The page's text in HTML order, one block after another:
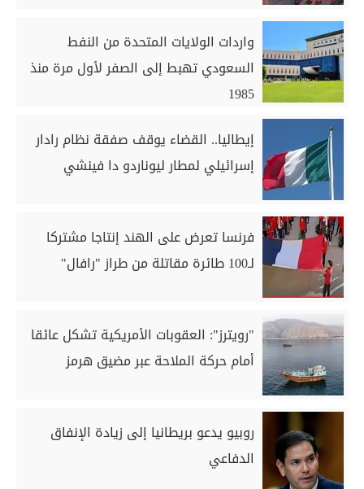
واردات الولايات المتحدة من النفط
السعودي تهبط إلى الصفر لأول مرة منذ
1985
إيطاليا.. القضاء يوقف صفقة نظام رادار
إسرائيلي لمطار ليوناردو دا فينشي
فرنسا تعرض على الهند إنتاجا مشتركا
لـ100 طائرة مقاتلة من طراز "رافال"
"رويترز": العقوبات الأمريكية تشكل عائقا
أمام حركة الملاحة عبر مضيق هرمز
روبيو يدعو بريطانيا إلى زيادة الإنفاق
الدفاعي